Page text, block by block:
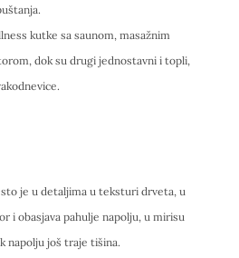
kutke sa saunom, masažnim
dok su drugi jednostavni i topli,
je u detaljima u teksturi drveta, u
i obasjava pahulje napolju, u mirisu
napolju još traje tišina.